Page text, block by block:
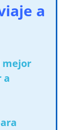
a
mejor
a